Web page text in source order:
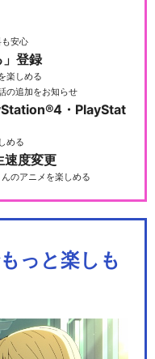
安心
登録
楽しめる
の追加をお知らせ
・PlayStat
める
速度変更
のアニメを楽しめる
っと楽しも